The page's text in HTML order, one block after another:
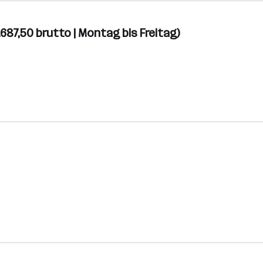
brutto | Montag bis Freitag)